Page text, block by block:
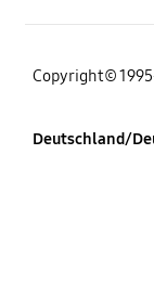
Copyright©
Deutschland/